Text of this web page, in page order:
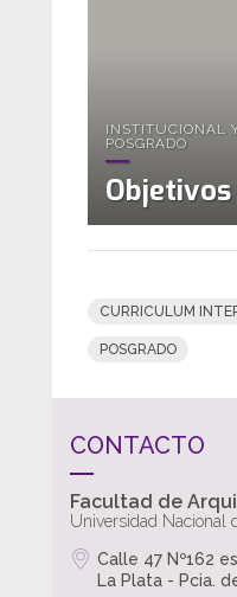
INSTITUCIONAL
POSGRADO
CURRICULUM
POSGRADO
CONTACTO
Facultad de
Universidad Nacional
Calle 47 Nº162
La Plata - Pcia.